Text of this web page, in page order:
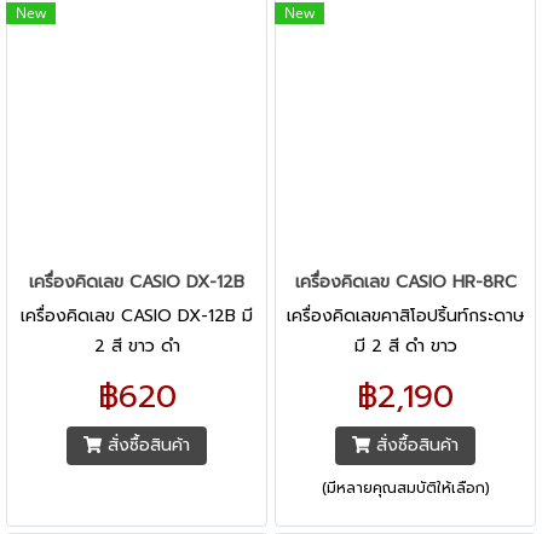
New
เครื่องคิดเลข CASIO DX-12B
เครื่องคิดเลข CASIO DX-12B มี
2 สี ขาว ดำ
฿620
สั่งซื้อสินค้า
New
เครื่องคิดเลข CASIO HR-8RC
เครื่องคิดเลขคาสิโอปริ้นท์กระดาษ
มี 2 สี ดำ ขาว
฿2,190
สั่งซื้อสินค้า
(มีหลายคุณสมบัติให้เลือก)